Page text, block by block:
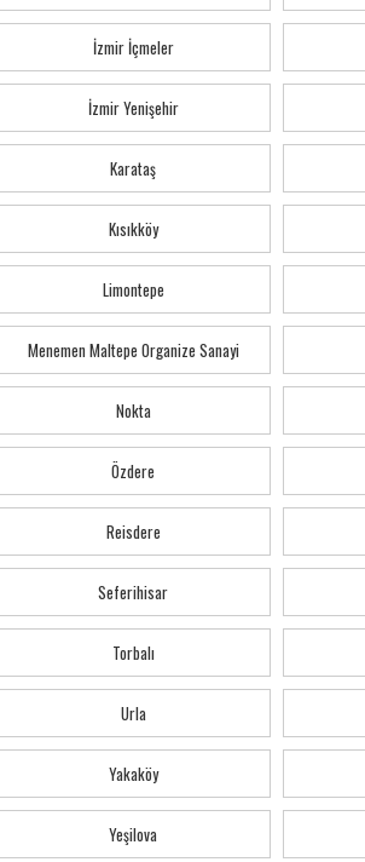
İzmir İçmeler
İzmir Yenişehir
Karataş
Kısıkköy
Limontepe
Menemen Maltepe Organize Sanayi
Nokta
Özdere
Reisdere
Seferihisar
Torbalı
Urla
Yakaköy
Yeşilova